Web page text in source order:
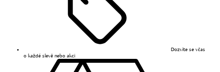
Dozvíte se včas
o každé slevě nebo akci